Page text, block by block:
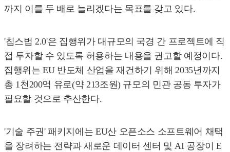
까지 이를 두 배로 늘리겠다는 목표를 갖고 있다.
'칩스법 2.0'은 집행위가 대규모의 국경 간 프로젝트에 직
접 투자할 수 있도록 허용하는 내용을 권고할 예정이다.
집행위는 EU 반도체 산업을 재건하기 위해 2035년까지
총 1천200억 유로(약 213조원) 규모의 민관 공동 투자가
필요할 것으로 추산한다.
'기술 주권' 패키지에는 EU산 오픈소스 소프트웨어 채택
을 장려하는 전략과 새로운 데이터 센터 및 AI 공장이 E